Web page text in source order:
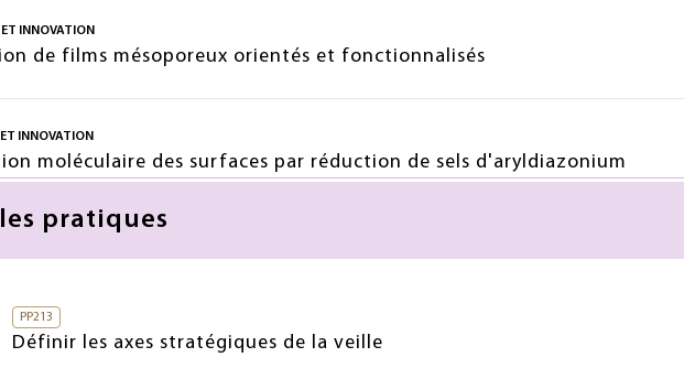
ET INNOVATION
de films mésoporeux orientés et fonctionnalisés
ET INNOVATION
moléculaire des surfaces par réduction de sels d'aryldiazonium
pratiques
PP213
Définir les axes stratégiques de la veille